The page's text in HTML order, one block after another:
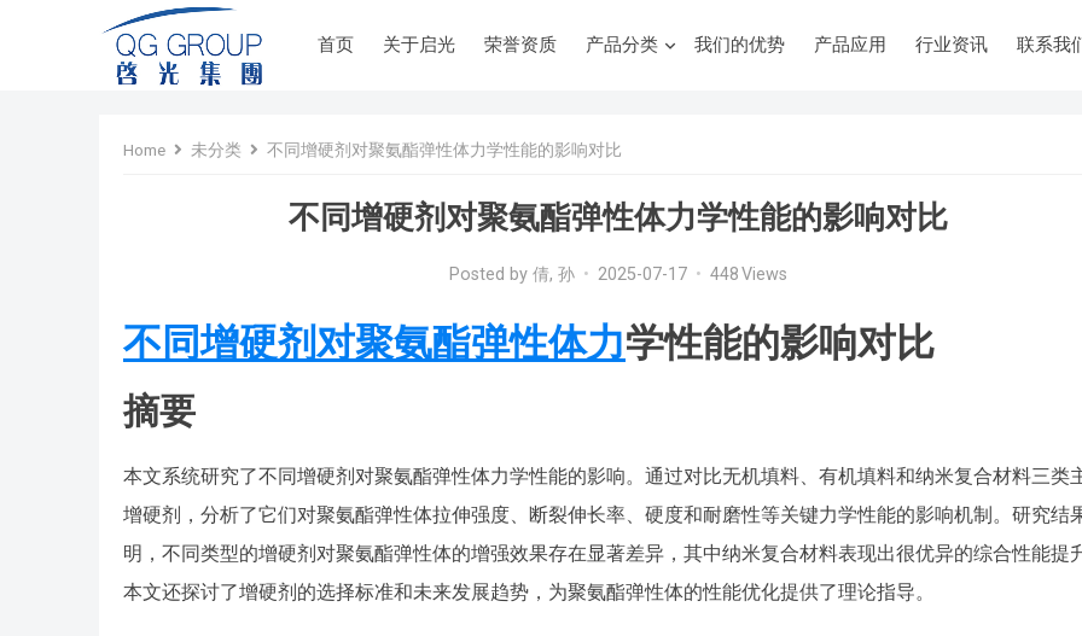
首页 关于启光 荣誉资质 产品分类 我们的优势 产品应用 行业资讯 联系我
Home 未分类 不同增硬剂对聚氨酯弹性体力学性能的影响对比
不同增硬剂对聚氨酯弹性体力学性能的影响对比
Posted by 倩, 孙 • 2025-07-17 • 448Views
不同增硬剂对聚氨酯弹性体力学性能的影响对比
摘要
本文系统研究了不同增硬剂对聚氨酯弹性体力学性能的影响。通过对比无机填料、有机填料和纳米复合材料三类
增硬剂，分析了它们对聚氨酯弹性体拉伸强度、断裂伸长率、硬度和耐磨性等关键力学性能的影响机制。研究结
明，不同类型的增硬剂对聚氨酯弹性体的增强效果存在显著差异，其中纳米复合材料表现出很优异的综合性能提
本文还探讨了增硬剂的选择标准和未来发展趋势，为聚氨酯弹性体的性能优化提供了理论指导。